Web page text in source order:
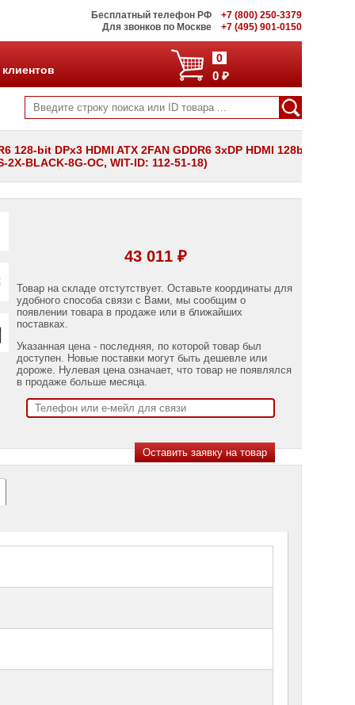
Бесплатный телефон РФ
+7 (800) 250-3379
Для звонков по Москве
+7 (495) 901-0150
0
0 ₽
128-bit DPx3 HDMI ATX 2FAN GDDR6 3xDP HDMI 128bit
BLACK-8G-OC, WIT-ID: 112-51-18)
43 011 ₽
Товар на складе отстутствует. Оставьте координаты для
удобного способа связи с Вами, мы сообщим о
появлении товара в продаже или в ближайших
поставках.
Указанная цена - последняя, по которой товар был
доступен. Новые поставки могут быть дешевле или
дороже. Нулевая цена означает, что товар не появлялся
в продаже больше месяца.